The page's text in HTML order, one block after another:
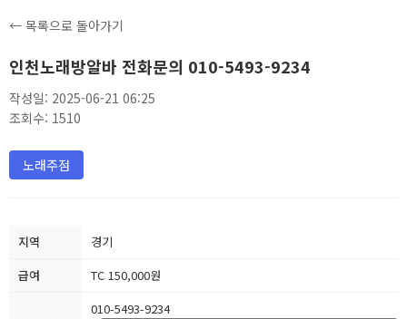
← 목록으로 돌아가기
인천노래방알바 전화문의 010-5493-9234
작성일: 2025-06-21 06:25
조회수: 1510
노래주점
지역
경기
급여
TC 150,000원
010-5493-9234